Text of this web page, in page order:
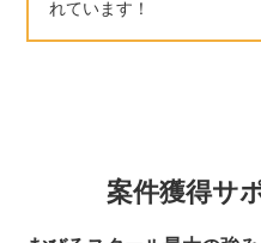
れています！
案件獲得サ